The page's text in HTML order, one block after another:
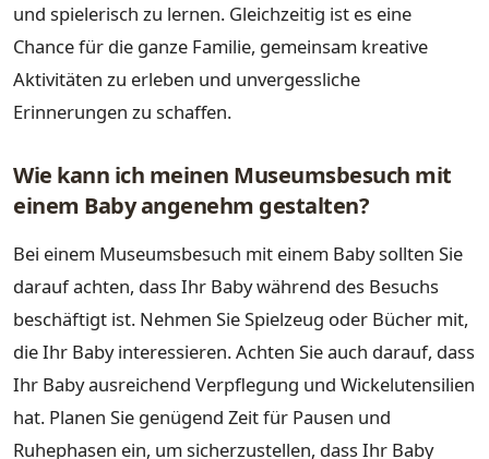
und spielerisch zu lernen. Gleichzeitig ist es eine
Chance für die ganze Familie, gemeinsam kreative
Aktivitäten zu erleben und unvergessliche
Erinnerungen zu schaffen.
Wie kann ich meinen Museumsbesuch mit
einem Baby angenehm gestalten?
Bei einem Museumsbesuch mit einem Baby sollten Sie
darauf achten, dass Ihr Baby während des Besuchs
beschäftigt ist. Nehmen Sie Spielzeug oder Bücher mit,
die Ihr Baby interessieren. Achten Sie auch darauf, dass
Ihr Baby ausreichend Verpflegung und Wickelutensilien
hat. Planen Sie genügend Zeit für Pausen und
Ruhephasen ein, um sicherzustellen, dass Ihr Baby